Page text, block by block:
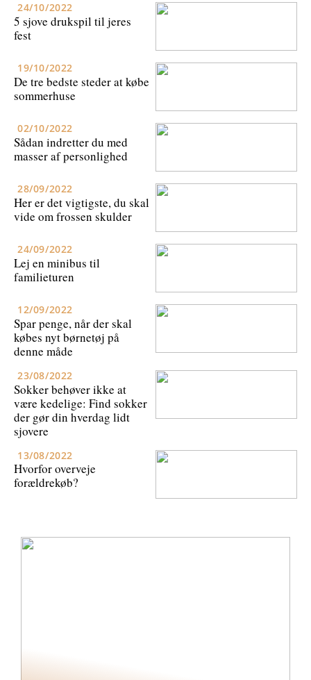
24/10/2022
5 sjove drukspil til jeres
fest
19/10/2022
De tre bedste steder at købe
sommerhuse
02/10/2022
Sådan indretter du med
masser af personlighed
28/09/2022
Her er det vigtigste, du skal
vide om frossen skulder
24/09/2022
Lej en minibus til
familieturen
12/09/2022
Spar penge, når der skal
købes nyt børnetøj på
denne måde
23/08/2022
Sokker behøver ikke at
være kedelige: Find sokker
der gør din hverdag lidt
sjovere
13/08/2022
Hvorfor overveje
forældrekøb?